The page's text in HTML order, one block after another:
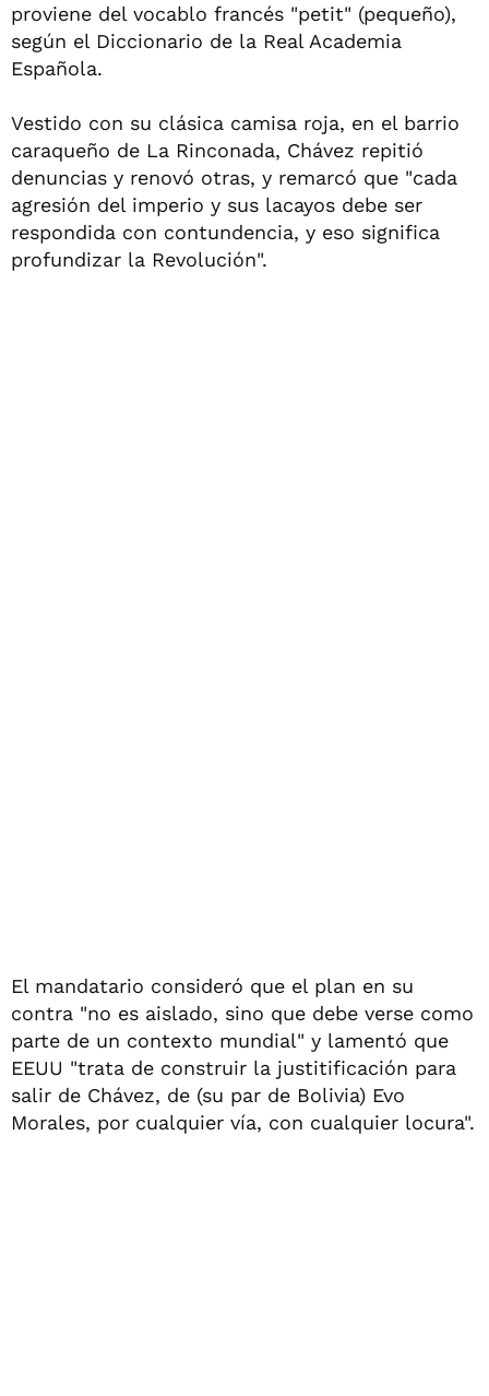
proviene del vocablo francés "petit" (pequeño),
según el Diccionario de la Real Academia
Española.
Vestido con su clásica camisa roja, en el barrio
caraqueño de La Rinconada, Chávez repitió
denuncias y renovó otras, y remarcó que "cada
agresión del imperio y sus lacayos debe ser
respondida con contundencia, y eso significa
profundizar la Revolución".
El mandatario consideró que el plan en su
contra "no es aislado, sino que debe verse como
parte de un contexto mundial" y lamentó que
EEUU "trata de construir la justitificación para
salir de Chávez, de (su par de Bolivia) Evo
Morales, por cualquier vía, con cualquier locura".